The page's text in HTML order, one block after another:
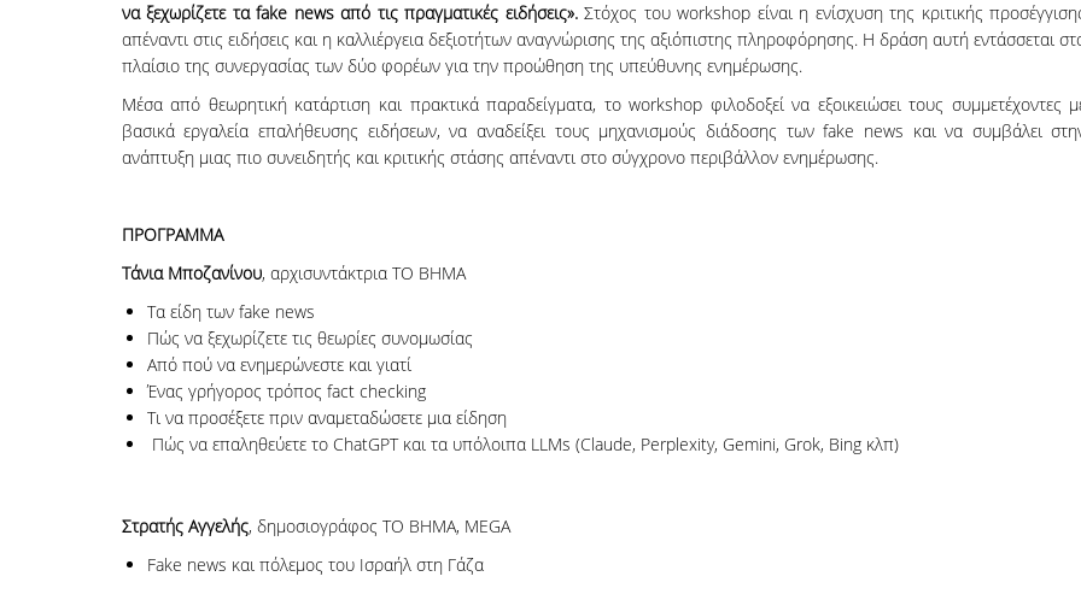
να ξεχωρίζετε τα fake newsαπό τις πραγματικές ειδήσεις».Στόχος του workshop είναι η ενίσχυση της κριτικής
απέναντι στις ειδήσεις και η καλλιέργεια δεξιοτήτων αναγνώρισης της αξιόπιστης πληροφόρησης. Η δράση αυτή εντάσσεται
πλαίσιο της συνεργασίας των δύο φορέων για την προώθηση της υπεύθυνης ενημέρωσης.
Μέσα από θεωρητική κατάρτιση και πρακτικά παραδείγματα, το workshop φιλοδοξεί να εξοικειώσει τους συμμετέχοντες
βασικά εργαλεία επαλήθευσης ειδήσεων, να αναδείξει τους μηχανισμούς διάδοσης των fake news και να συμβάλει
ανάπτυξη μιας πιο συνειδητής και κριτικής στάσης απέναντι στο σύγχρονο περιβάλλον ενημέρωσης.
ΠΡΟΓΡΑΜΜΑ
Τάνια Μποζανίνου, αρχισυντάκτρια ΤΟ ΒΗΜΑ
Τα είδη των fake news
Πώς να ξεχωρίζετε τις θεωρίες συνομωσίας
Από πού να ενημερώνεστε και γιατί
Ένας γρήγορος τρόπος fact checking
Τι να προσέξετε πριν αναμεταδώσετε μια είδηση
Πώς να επαληθεύετε το ChatGPT και τα υπόλοιπα LLMs (Claude, Perplexity, Gemini, Grok, Bing κλπ)
Στρατής Αγγελής, δημοσιογράφος ΤΟ ΒΗΜΑ, MEGA
Fake news και πόλεμος του Ισραήλ στη Γάζα